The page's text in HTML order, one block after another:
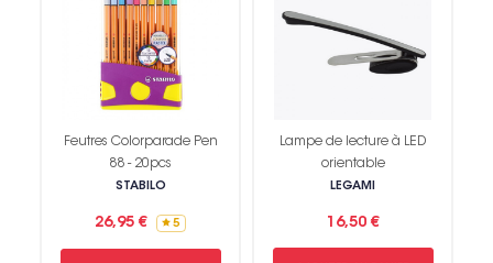
Feutres Colorparade Pen
88 - 20pcs
STABILO
26,95 € 5
Lampe de lecture à LED
orientable
LEGAMI
16,50 €